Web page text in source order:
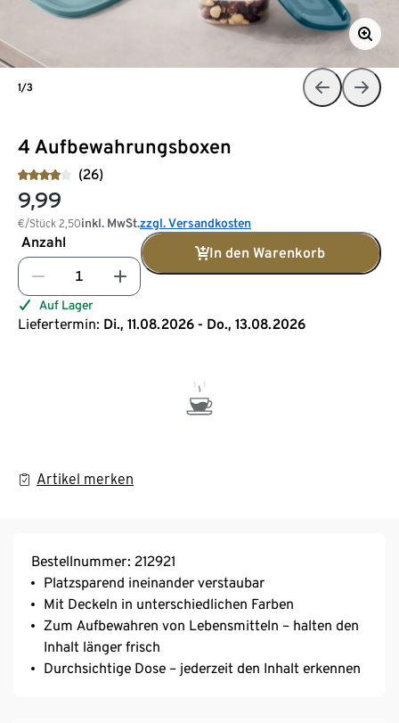
4 Aufbewahrungsboxen
(26)
9,99
€/Stück 2,50inkl. MwSt.zzgl. Versandkosten
Anzahl
In den Warenkorb
Auf Lager
Liefertermin: Di., 11.08.2026 - Do., 13.08.2026
Artikel merken
1/3
Bestellnummer: 212921
Platzsparend ineinander verstaubar
Mit Deckeln in unterschiedlichen Farben
Zum Aufbewahren von Lebensmitteln – halten den
Inhalt länger frisch
Durchsichtige Dose – jederzeit den Inhalt erkennen